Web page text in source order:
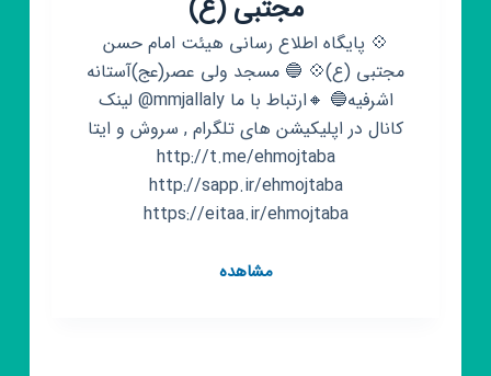
مجتبی (ع)
💠 پایگاه اطلاع رسانی هیئت امام حسن
مجتبی (ع)💠 🔵 مسجد ولی عصر(عج)آستانه
اشرفیه🔵 🔸ارتباط با ما mmjallaly@ لینک
کانال در اپلیکیشن های تلگرام , سروش و ایتا
http://t.me/ehmojtaba
http://sapp.ir/ehmojtaba
https://eitaa.ir/ehmojtaba
مشاهدهکانال